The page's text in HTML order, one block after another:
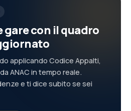
gare con il quadro
applicando Codice Appalti,
ANAC in tempo reale.
e ti dice subito se sei